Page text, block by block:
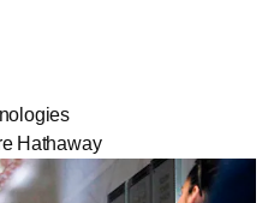
Hathaway